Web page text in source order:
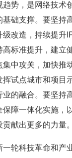
势，是网络技术
础支撑。要坚持
改造，持续提升
高标准提升，建立
集中攻关，加快推
挥试点城市和项目
业的融合。要坚持
保障一体化实施，
献出更多的力量。
一轮科技革命和产